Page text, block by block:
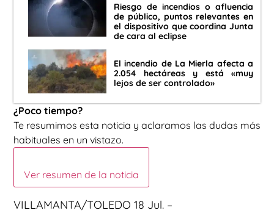
Riesgo de incendios o afluencia
de público, puntos relevantes en
el dispositivo que coordina Junta
de cara al eclipse
El incendio de La Mierla afecta a
2.054 hectáreas y está «muy
lejos de ser controlado»
¿Poco tiempo?
Te resumimos esta noticia y aclaramos las dudas más
habituales en un vistazo.
Ver resumen de la noticia
VILLAMANTA/TOLEDO 18 Jul. –